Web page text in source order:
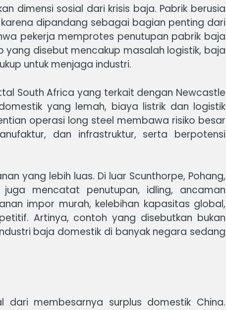
dimensi sosial dari krisis baja. Pabrik berusia
dipandang sebagai bagian penting dari
pekerja memprotes penutupan pabrik baja
yang disebut mencakup masalah logistik, baja
untuk menjaga industri.
South Africa yang terkait dengan Newcastle
yang lemah, biaya listrik dan logistik
operasi long steel membawa risiko besar
dan infrastruktur, serta berpotensi
yang lebih luas. Di luar Scunthorpe, Pohang,
mencatat penutupan, idling, ancaman
impor murah, kelebihan kapasitas global,
Artinya, contoh yang disebutkan bukan
baja domestik di banyak negara sedang
membesarnya surplus domestik China.